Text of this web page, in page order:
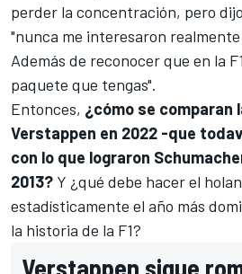
perder la concentración, pero
"nunca me interesaron
Además de reconocer que en la
paquete que tengas".
Entonces, ¿cómo se comparan
Verstappen en 2022 -que
con lo que lograron
2013? Y ¿qué debe hacer el
estadísticamente el año más
la historia de la F1?
Verstappen sigue